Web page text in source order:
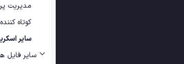
مدیریت
کوتاه
سایر
سایر فایل